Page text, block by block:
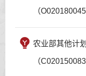
（
农业部其他计
（